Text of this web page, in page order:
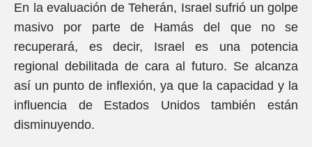
En la evaluación de Teherán, Israel sufrió un golpe
masivo por parte de Hamás del que no se
recuperará, es decir, Israel es una potencia
regional debilitada de cara al futuro. Se alcanza
así un punto de inflexión, ya que la capacidad y la
influencia de Estados Unidos también están
disminuyendo.